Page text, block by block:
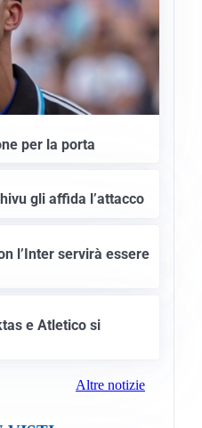
per la porta
gli affida l’attacco
l’Inter servirà essere
e Atletico si
Altre notizie